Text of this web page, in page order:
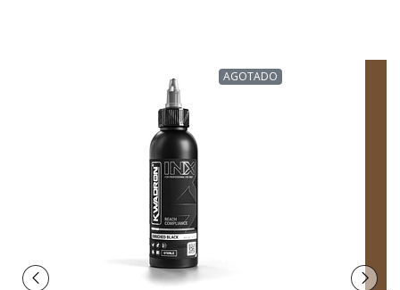
AGOTADO